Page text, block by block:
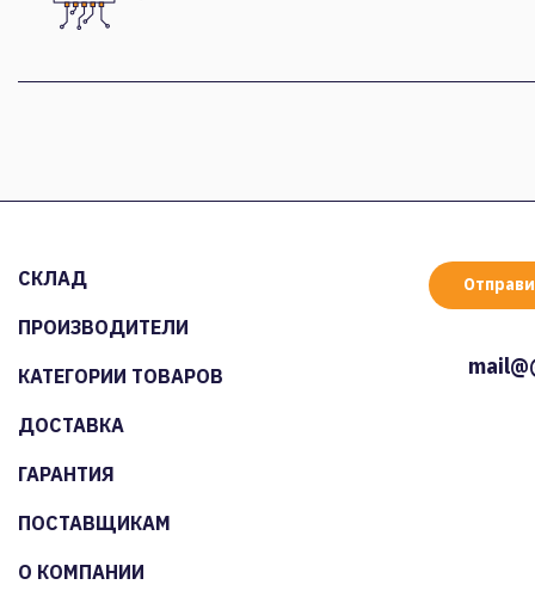
СКЛАД
ПРОИЗВОДИТЕЛИ
КАТЕГОРИИ ТОВАРОВ
ДОСТАВКА
ГАРАНТИЯ
ПОСТАВЩИКАМ
О КОМПАНИИ